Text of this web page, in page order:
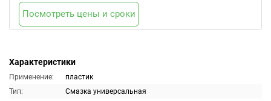
Характеристики
Применение:
пластик
Тип:
Смазка универсальная
Посмотреть цены и сроки